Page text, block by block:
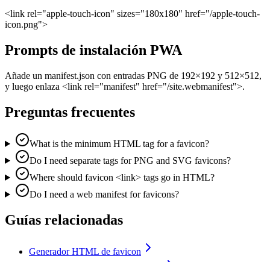
<link rel="apple-touch-icon" sizes="180x180" href="/apple-touch-
icon.png">
Prompts de instalación PWA
Añade un manifest.json con entradas PNG de 192×192 y 512×512,
y luego enlaza <link rel="manifest" href="/site.webmanifest">.
Preguntas frecuentes
What is the minimum HTML tag for a favicon?
Do I need separate tags for PNG and SVG favicons?
Where should favicon <link> tags go in HTML?
Do I need a web manifest for favicons?
Guías relacionadas
Generador HTML de favicon